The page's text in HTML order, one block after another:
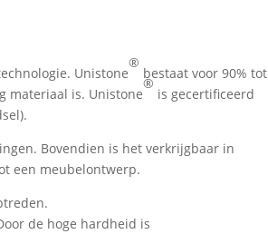
Unistone
®
bestaat voor 90% tot
materiaal is. Unistone
®
is gecertificeerd
Bovendien is het verkrijgbaar in
een meubelontwerp.
de hoge hardheid is